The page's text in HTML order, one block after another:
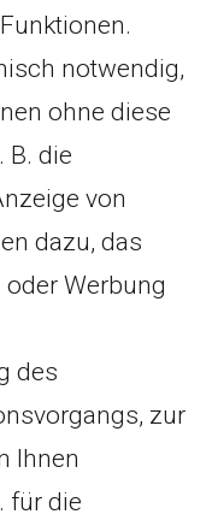
notwendig,
ohne diese
B. die
von
dazu, das
Werbung
des
zur
Ihnen
für die